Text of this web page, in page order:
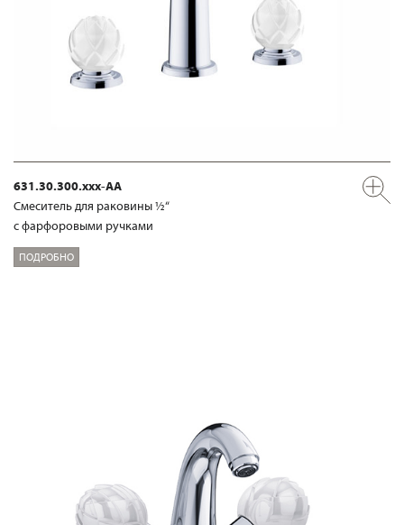
631.30.300.xxx-AA
Смеситель для раковины ½“
с фарфоровыми ручками
ПОДРОБНО